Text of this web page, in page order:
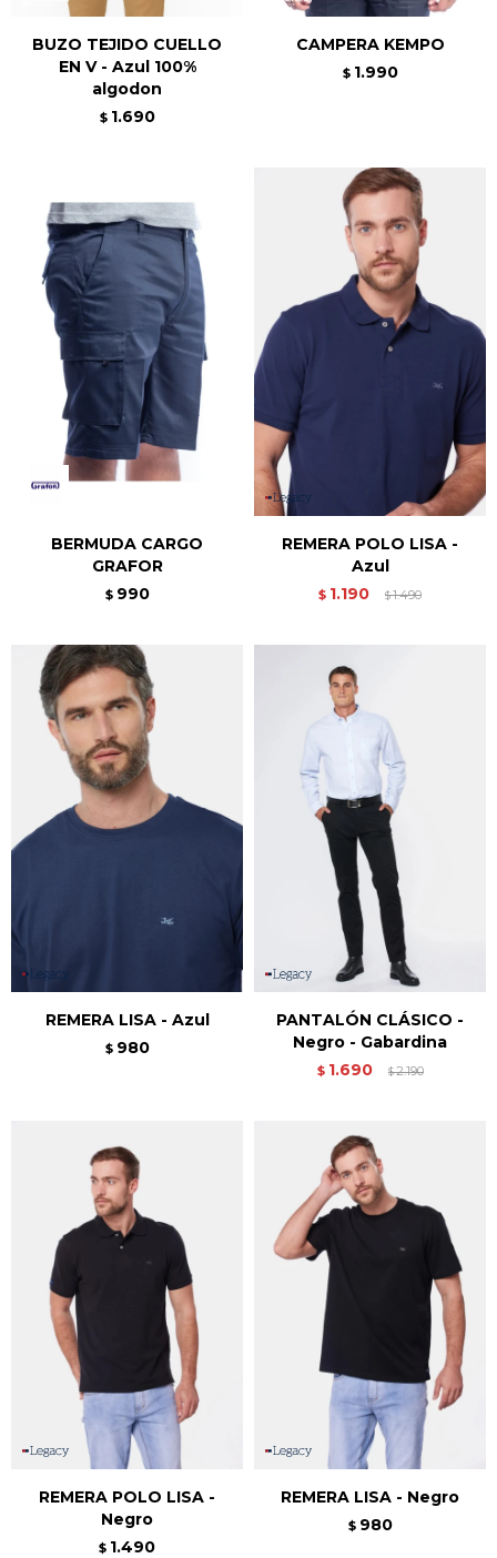
BUZO TEJIDO CUELLO
EN V - Azul 100%
algodon
$ 1.690
CAMPERA KEMPO
$ 1.990
BERMUDA CARGO
GRAFOR
$ 990
REMERA POLO LISA -
Azul
$ 1.190 $1.490
REMERA LISA - Azul
$ 980
PANTALÓN CLÁSICO -
Negro - Gabardina
$ 1.690 $2.190
REMERA POLO LISA -
Negro
$ 1.490
REMERA LISA - Negro
$ 980